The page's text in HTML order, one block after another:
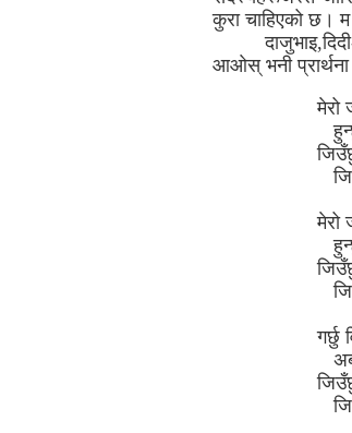
कुरा चाहिएको छ। म
आओस् भनी प्रार्थना
मेरो
मेरो
गर्छु
अब